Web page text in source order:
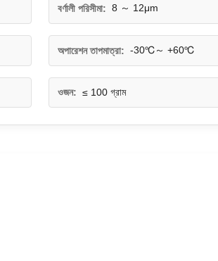
বর্ণালী পরিসীমা: 8 ～ 12μm
অপারেশন তাপমাত্রা: -30℃～ +60℃
ওজন: ≤ 100 গ্রাম